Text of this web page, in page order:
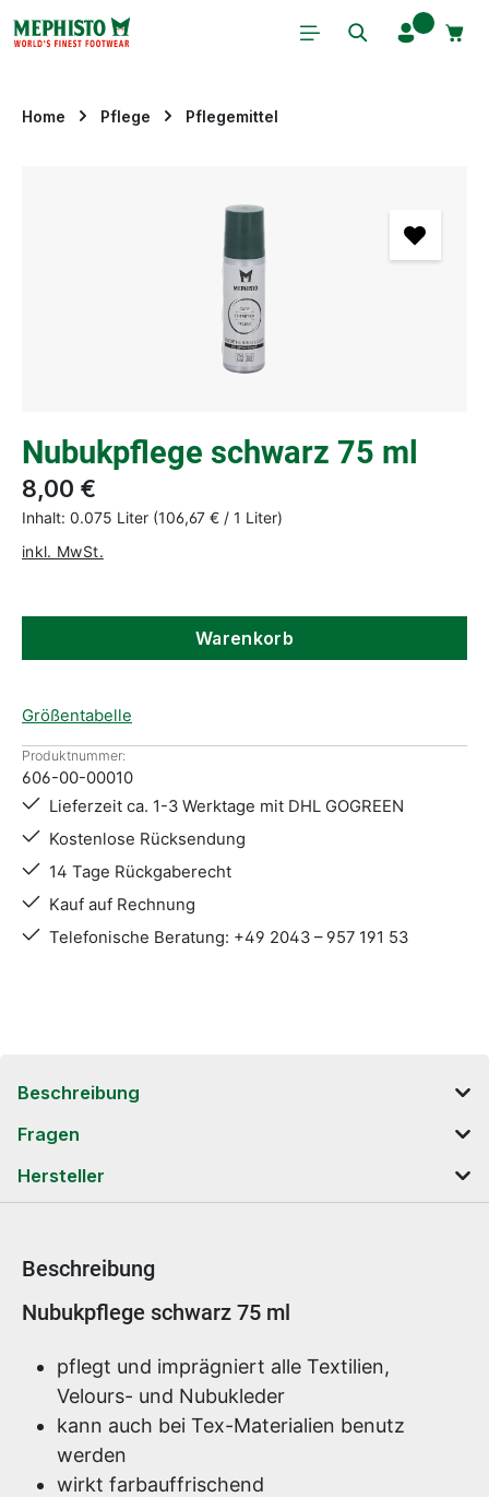
Zum Hauptinhalt springen
Home Pflege Pflegemittel
Nubukpflege schwarz 75 ml
8,00 €
Inhalt: 0.075 Liter (106,67 € / 1 Liter)
inkl. MwSt.
Warenkorb
Größentabelle
Produktnummer:
606-00-00010
Lieferzeit ca. 1-3 Werktage mit DHL GOGREEN
Kostenlose Rücksendung
14 Tage Rückgaberecht
Kauf auf Rechnung
Telefonische Beratung: +49 2043 – 957 191 53
Beschreibung
Fragen
Hersteller
Beschreibung
Produktinformationen
Nubukpflege schwarz 75 ml
pflegt und imprägniert alle Textilien,
Velours- und Nubukleder
kann auch bei Tex-Materialien benutz
werden
wirkt farbauffrischend